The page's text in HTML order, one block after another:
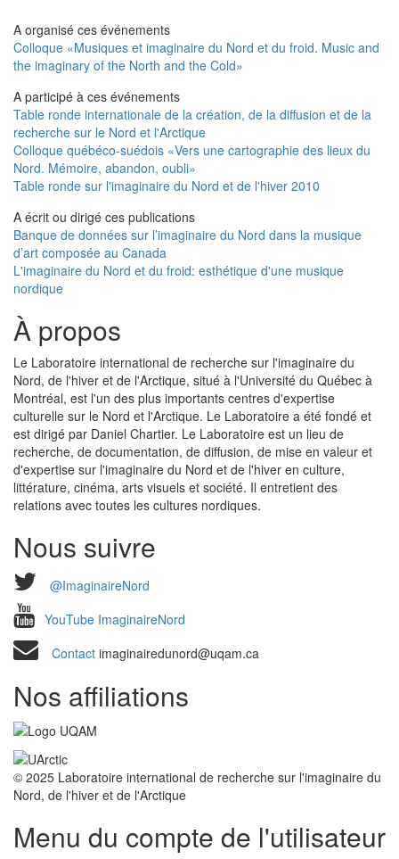
A organisé ces événements
Colloque «Musiques et imaginaire du Nord et du froid. Music and
the imaginary of the North and the Cold»
A participé à ces événements
Table ronde internationale de la création, de la diffusion et de la
recherche sur le Nord et l'Arctique
Colloque québéco-suédois «Vers une cartographie des lieux du
Nord. Mémoire, abandon, oubli»
Table ronde sur l'imaginaire du Nord et de l'hiver 2010
A écrit ou dirigé ces publications
Banque de données sur l’imaginaire du Nord dans la musique
d’art composée au Canada
L'imaginaire du Nord et du froid: esthétique d'une musique
nordique
À propos
Le Laboratoire international de recherche sur l'imaginaire du
Nord, de l'hiver et de l'Arctique, situé à l'Université du Québec à
Montréal, est l'un des plus importants centres d'expertise
culturelle sur le Nord et l'Arctique. Le Laboratoire a été fondé et
est dirigé par Daniel Chartier. Le Laboratoire est un lieu de
recherche, de documentation, de diffusion, de mise en valeur et
d'expertise sur l'imaginaire du Nord et de l'hiver en culture,
littérature, cinéma, arts visuels et société. Il entretient des
relations avec toutes les cultures nordiques.
Nous suivre
@ImaginaireNord
YouTube ImaginaireNord
Contact imaginairedunord@uqam.ca
Nos affiliations
© 2025 Laboratoire international de recherche sur l'imaginaire du
Nord, de l'hiver et de l'Arctique
Menu du compte de l'utilisateur